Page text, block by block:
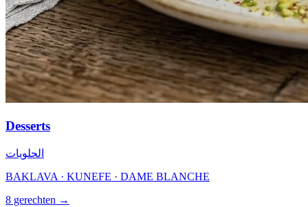
Desserts
الحلويات
BAKLAVA · KUNEFE · DAME BLANCHE
8 gerechten →